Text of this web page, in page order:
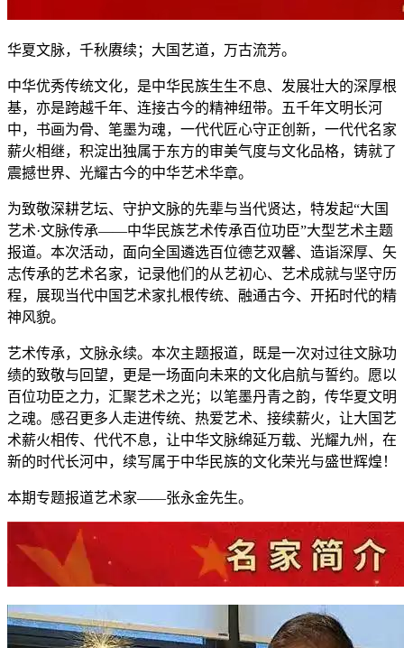
华夏文脉，千秋赓续；大国艺道，万古流芳。
中华优秀传统文化，是中华民族生生不息、发展壮大的深厚根
基，亦是跨越千年、连接古今的精神纽带。五千年文明长河
中，书画为骨、笔墨为魂，一代代匠心守正创新，一代代名家
薪火相继，积淀出独属于东方的审美气度与文化品格，铸就了
震撼世界、光耀古今的中华艺术华章。
为致敬深耕艺坛、守护文脉的先辈与当代贤达，特发起“大国
艺术·文脉传承——中华民族艺术传承百位功臣”大型艺术主题
报道。本次活动，面向全国遴选百位德艺双馨、造诣深厚、矢
志传承的艺术名家，记录他们的从艺初心、艺术成就与坚守历
程，展现当代中国艺术家扎根传统、融通古今、开拓时代的精
神风貌。
艺术传承，文脉永续。本次主题报道，既是一次对过往文脉功
绩的致敬与回望，更是一场面向未来的文化启航与誓约。愿以
百位功臣之力，汇聚艺术之光；以笔墨丹青之韵，传华夏文明
之魂。感召更多人走进传统、热爱艺术、接续薪火，让大国艺
术薪火相传、代代不息，让中华文脉绵延万载、光耀九州，在
新的时代长河中，续写属于中华民族的文化荣光与盛世辉煌！
本期专题报道艺术家——张永金先生。